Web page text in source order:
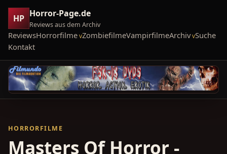
HP Horror-Page.de
Reviews aus dem Archiv
ReviewsHorrorfilme ZombiefilmeVampirfilmeArchiv Suche
Kontakt
HORRORFILME
Masters Of Horror -